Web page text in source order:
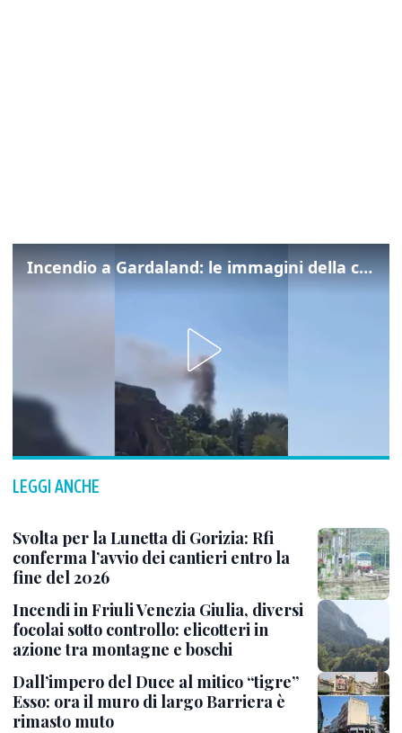
Incendio a Gardaland: le immagini della colonna di fumo
LEGGI ANCHE
Svolta per la Lunetta di Gorizia: Rfi
conferma l’avvio dei cantieri entro la
fine del 2026
Incendi in Friuli Venezia Giulia, diversi
focolai sotto controllo: elicotteri in
azione tra montagne e boschi
Dall’impero del Duce al mitico “tigre”
Esso: ora il muro di largo Barriera è
rimasto muto